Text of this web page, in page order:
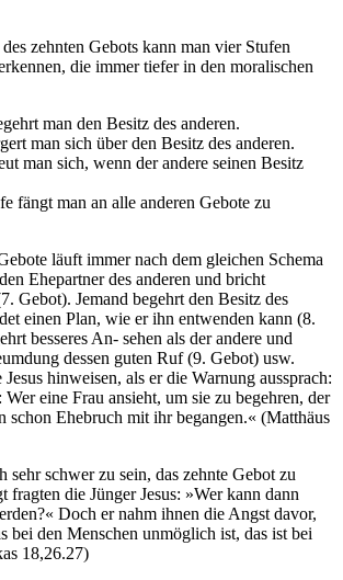
zehnten Gebots kann man vier Stufen
die immer tiefer in den moralischen
man den Besitz des anderen.
man sich über den Besitz des anderen.
man sich, wenn der andere seinen Besitz
fängt man an alle anderen Gebote zu
läuft immer nach dem gleichen Schema
Ehepartner des anderen und bricht
Gebot). Jemand begehrt den Besitz des
einen Plan, wie er ihn entwenden kann (8.
besseres An- sehen als der andere und
dessen guten Ruf (9. Gebot) usw.
hinweisen, als er die Warnung aussprach:
Wer eine Frau ansieht, um sie zu begehren, der
schon Ehebruch mit ihr begangen.« (Matthäus
sehr schwer zu sein, das zehnte Gebot zu
fragten die Jünger Jesus: »Wer kann dann
Doch er nahm ihnen die Angst davor,
bei den Menschen unmöglich ist, das ist bei
18,26.27)